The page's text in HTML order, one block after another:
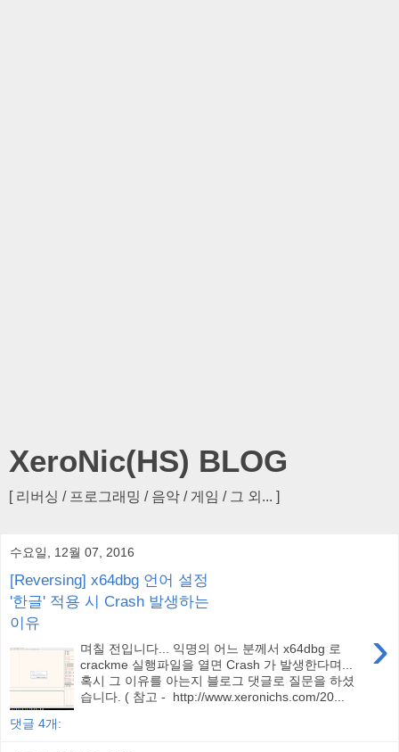
XeroNic(HS) BLOG
[ 리버싱 / 프로그래밍 / 음악 / 게임 / 그 외... ]
수요일, 12월 07, 2016
[Reversing] x64dbg 언어 설정
'한글' 적용 시 Crash 발생하는
이유
›
며칠 전입니다... 익명의 어느 분께서 x64dbg 로
crackme 실행파일을 열면 Crash 가 발생한다며...
혹시 그 이유를 아는지 블로그 댓글로 질문을 하셨
습니다. ( 참고 - http://www.xeronichs.com/20...
댓글 4개: